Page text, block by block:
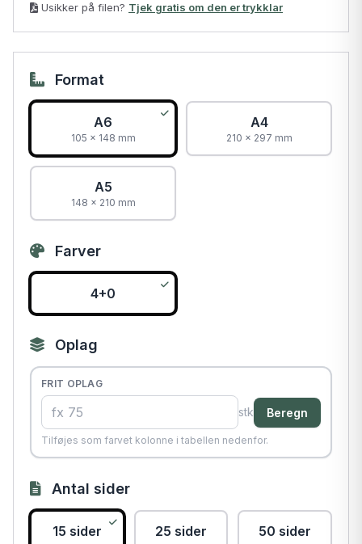
Usikker på filen? Tjek gratis om den er trykklar
Format
A6
105 × 148 mm
A4
210 × 297 mm
A5
148 × 210 mm
Farver
4+0
Oplag
FRIT OPLAG
stk Beregn
Tilføjes som farvet kolonne i tabellen nedenfor.
Antal sider
15 sider 25 sider 50 sider